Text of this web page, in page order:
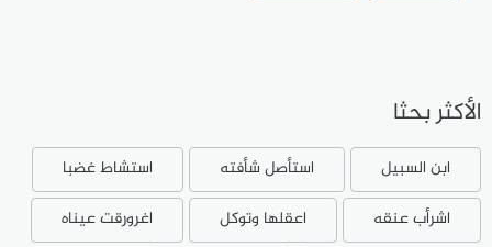
الأكثر بحثا
ابن السبيل استأصل شأفته
استشاط غضبا
اشرأب عنقه
اعقلها وتوكل
اغرورقت عيناه